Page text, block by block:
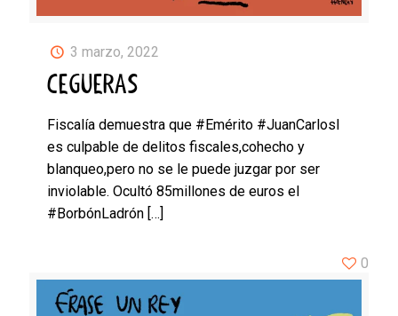
3 marzo, 2022
CEGUERAS
Fiscalía demuestra que #Emérito #JuanCarlosI
es culpable de delitos fiscales,cohecho y
blanqueo,pero no se le puede juzgar por ser
inviolable. Ocultó 85millones de euros el
#BorbónLadrón […]
0